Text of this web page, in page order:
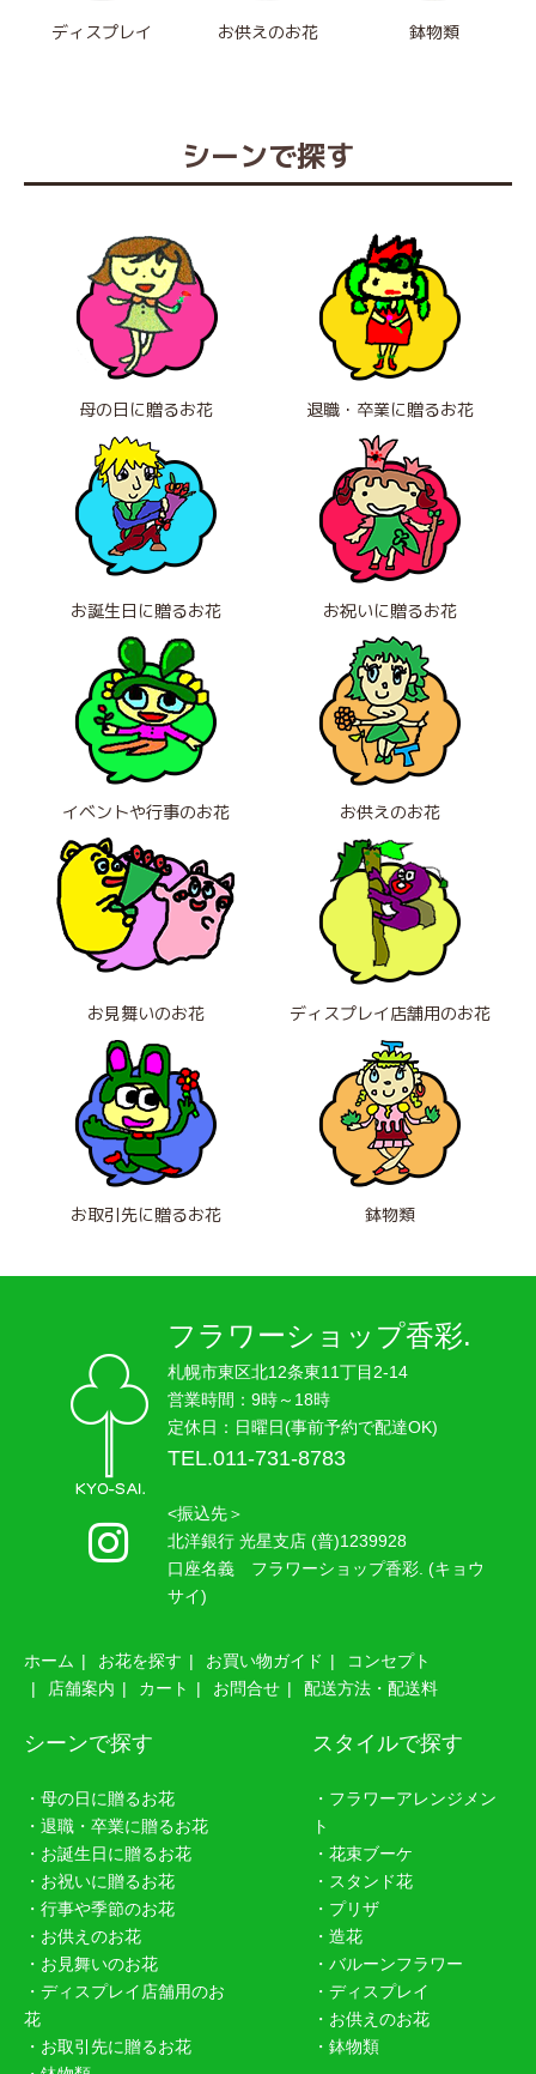
ディスプレイ お供えのお花 鉢物類
シーンで探す
母の日に贈るお花 退職・卒業に贈るお花
お誕生日に贈るお花 お祝いに贈るお花
イベントや行事のお花 お供えのお花
お見舞いのお花 ディスプレイ店舗用のお花
お取引先に贈るお花 鉢物類
フラワーショップ香彩.
札幌市東区北12条東11丁目2-14
営業時間：9時～18時
定休日：日曜日(事前予約で配達OK)
TEL.011-731-8783
<振込先＞
北洋銀行 光星支店 (普)1239928
口座名義 フラワーショップ香彩. (キョウ
サイ)
ホーム お花を探す お買い物ガイド
コンセプト
店舗案内
カート お問合せ 配送方法・配送料
シーンで探す
・母の日に贈るお花
・退職・卒業に贈るお花
・お誕生日に贈るお花
・お祝いに贈るお花
・行事や季節のお花
・お供えのお花
・お見舞いのお花
・ディスプレイ店舗用のお
花
・お取引先に贈るお花
スタイルで探す
・フラワーアレンジメン
ト
・花束ブーケ
・スタンド花
・プリザ
・造花
・バルーンフラワー
・ディスプレイ
・お供えのお花
・鉢物類